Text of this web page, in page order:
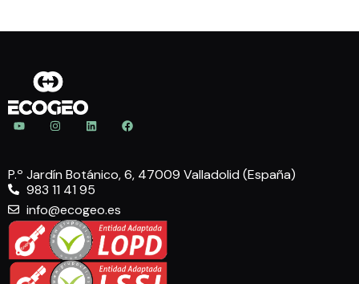
P.º Jardín Botánico, 6, 47009 Valladolid (España)
983 11 41 95
info@ecogeo.es